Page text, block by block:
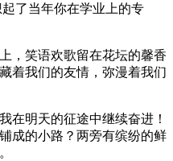
了当年你在学业上的专
笑语欢歌留在花坛的馨香
着我们的友情，弥漫着我们
明天的征途中继续奋进！
成的小路？两旁有缤纷的鲜